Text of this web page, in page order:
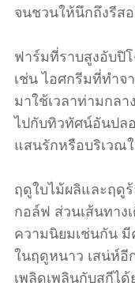
จนชวนให้นึกถึงรีส
ฟาร์มที่ราบสูงอับ
เช่น ไอศกรีมที่ทำจ
มาใช้เวลาท่ามกลา
ไปกับทิวทัศน์อันปล
แสนรักหรือบริเวณ
ฤดูใบไม้ผลิและฤดู
กอล์ฟ ส่วนเส้นทาง
ความนิยมเช่นกัน มี
ในฤดูหนาว เสน่ห์
เพลิดเพลินกับสกีไ